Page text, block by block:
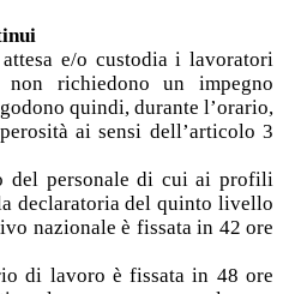
e/o custodia i lavoratori
richiedono un impegno
quindi, durante l’orario,
ai sensi dell’articolo 3
del personale di cui ai profili
declaratoria del quinto livello
nazionale è fissata in 42 ore
di lavoro è fissata in 48 ore